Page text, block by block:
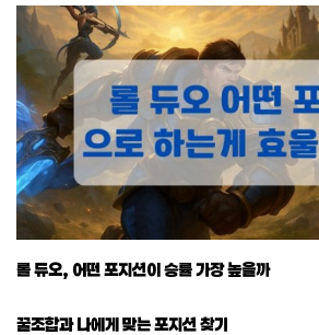
본문
롤 듀오, 어떤 포지션이 승률 가장 높을까
꿀조합과 나에게 맞는 포지션 찾기